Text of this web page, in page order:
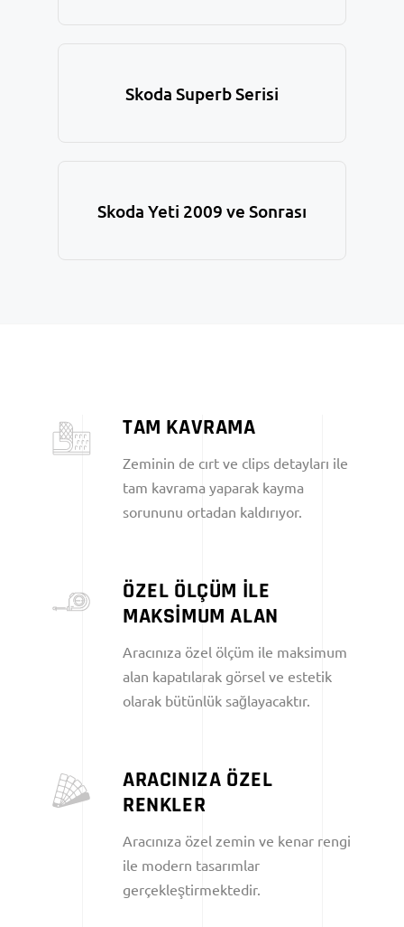
Skoda Superb Serisi
Skoda Yeti 2009 ve Sonrası
TAM KAVRAMA
Zeminin de cırt ve clips detayları ile
tam kavrama yaparak kayma
sorununu ortadan kaldırıyor.
ÖZEL ÖLÇÜM İLE
MAKSİMUM ALAN
Aracınıza özel ölçüm ile maksimum
alan kapatılarak görsel ve estetik
olarak bütünlük sağlayacaktır.
ARACINIZA ÖZEL
RENKLER
Aracınıza özel zemin ve kenar rengi
ile modern tasarımlar
gerçekleştirmektedir.